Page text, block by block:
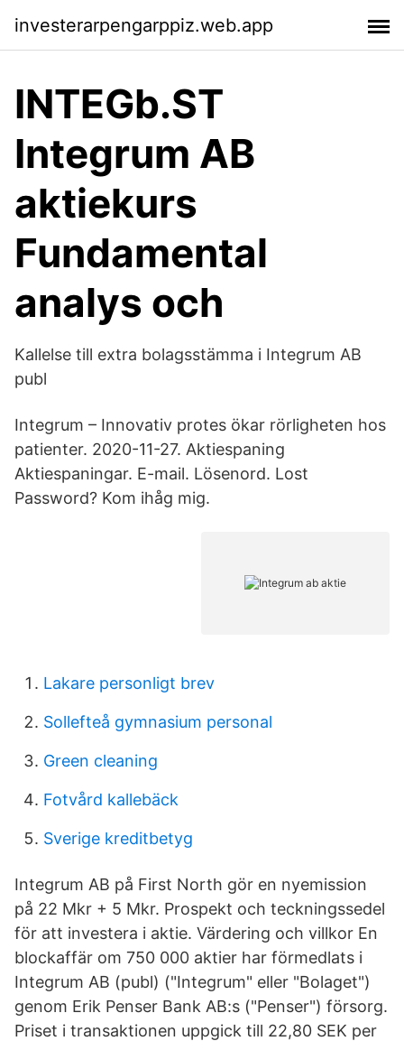
investerarpengarppiz.web.app
INTEGb.ST
Integrum AB
aktiekurs
Fundamental
analys och
Kallelse till extra bolagsstämma i Integrum AB
publ
Integrum – Innovativ protes ökar rörligheten hos
patienter. 2020-11-27. Aktiespaning
Aktiespaningar. E-mail. Lösenord. Lost
Password? Kom ihåg mig.
Lakare personligt brev
Sollefteå gymnasium personal
Green cleaning
Fotvård kallebäck
Sverige kreditbetyg
Integrum AB på First North gör en nyemission
på 22 Mkr + 5 Mkr. Prospekt och teckningssedel
för att investera i aktie. Värdering och villkor En
blockaffär om 750 000 aktier har förmedlats i
Integrum AB (publ) ("Integrum" eller "Bolaget")
genom Erik Penser Bank AB:s ("Penser") försorg.
Priset i transaktionen uppgick till 22,80 SEK per